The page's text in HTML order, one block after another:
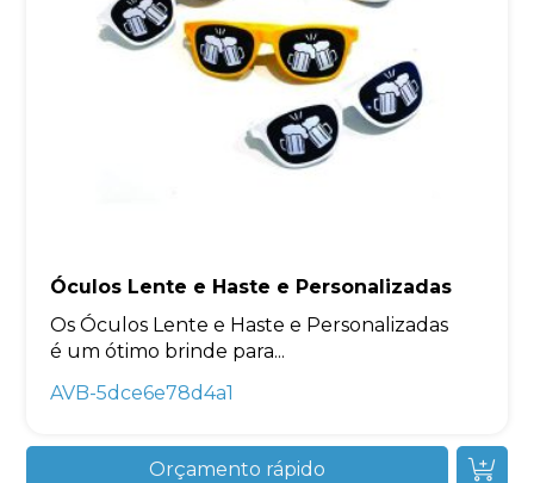
Óculos Lente e Haste e Personalizadas
Os Óculos Lente e Haste e Personalizadas
é um ótimo brinde para...
AVB-5dce6e78d4a1
Orçamento rápido